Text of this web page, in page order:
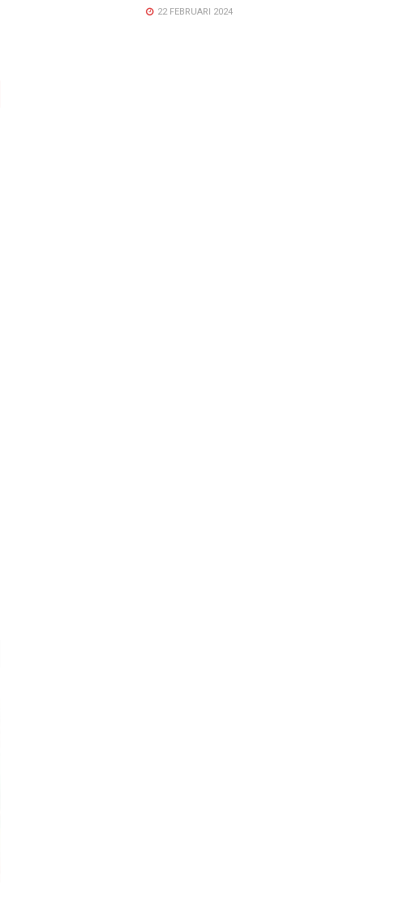
22 FEBRUARI 2024